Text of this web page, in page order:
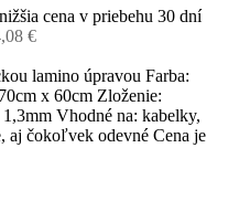
cena v priebehu 30 dní
€
lamino úpravou Farba:
x 60cm Zloženie:
Vhodné na: kabelky,
aj čokoľvek odevné Cena je